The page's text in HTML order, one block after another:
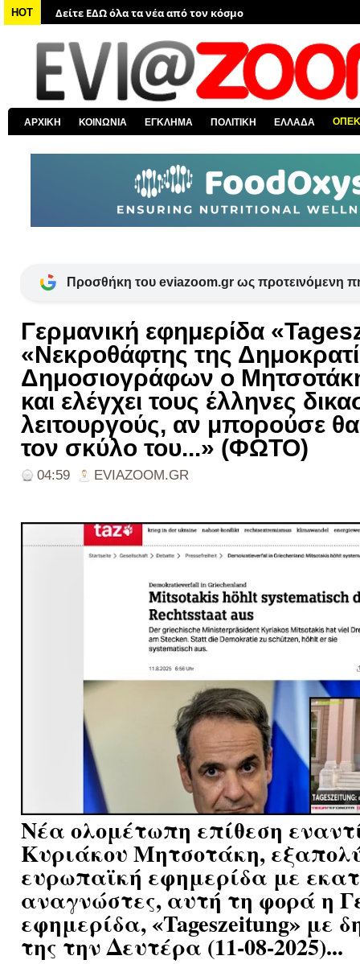
HOT
Δείτε ΕΔΩ όλα τα νέα για την Χαλκίδα και όλη την Εύβοια
Δείτε ΕΔΩ όλες τις ειδήσεις από την Ελλάδα
Δείτε ΕΔΩ όλα τα πολιτικά νέα
Δείτε ΕΔΩ τις αποκαλύψεις του EviaZoom.gr
Δείτε ΕΔΩ όλα τα αστυνομικά νέα
Δείτε ΕΔΩ όλα τα νέα από τον κόσμο
ΑΡΧΙΚΗ ΚΟΙΝΩΝΙΑ ΕΓΚΛΗΜΑ ΠΟΛΙΤΙΚΗ ΕΛΛΑΔΑ
Προσθήκη του eviazoom.gr ως προτεινόμενη
Γερμανική εφημερίδα
«Νεκροθάφτης της
Δημοσιογράφων ο
και ελέγχει τους έλληνες
λειτουργούς, αν μπορούσε
τον σκύλο του...» (ΦΩΤΟ)
04:59 EVIAZOOM.GR
Νέα ολομέτωπη επίθεση
Κυριάκου Μητσοτάκη,
ευρωπαϊκή εφημερίδα με
αναγνώστες, αυτή τη φορά η
εφημερίδα, «Tageszeitung» με
της την Δευτέρα (11-08-2025)...